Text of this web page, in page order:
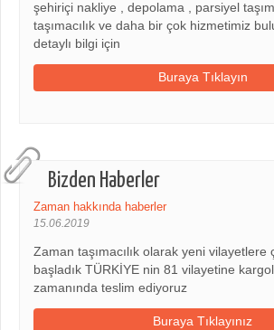
şehiriçi nakliye , depolama , parsiyel
taşımacılık ve daha bir çok hizmetimiz
detaylı bilgi için
Buraya Tıklayın
Bizden Haberler
Zaman hakkında haberler
15.06.2019
Zaman taşımacılık olarak yeni vilayetlere
başladık TÜRKİYE nin 81 vilayetine
zamanında teslim ediyoruz
Buraya Tıklayınız